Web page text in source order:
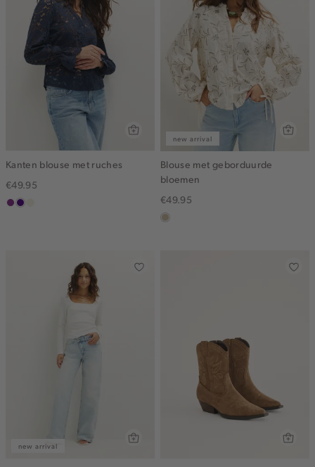
Kanten blouse met ruches
€49.95
middenpaars
indigo
new arrival
Blouse met geborduurde
bloemen
€49.95
lichtzand
new arrival